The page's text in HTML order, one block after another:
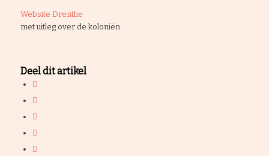
Website Drenthe
met uitleg over de koloniën
Deel dit artikel